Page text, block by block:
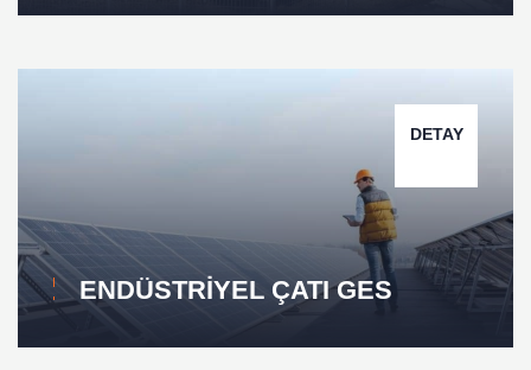
DETAY
ENDÜSTRIYEL ÇATI GES